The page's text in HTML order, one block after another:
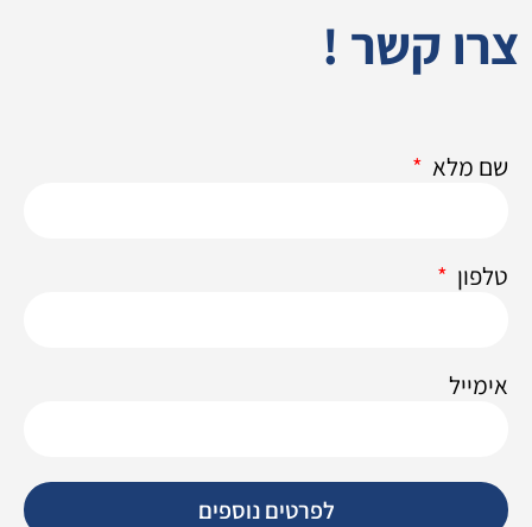
צרו קשר !
שם מלא
טלפון
אימייל
לפרטים נוספים